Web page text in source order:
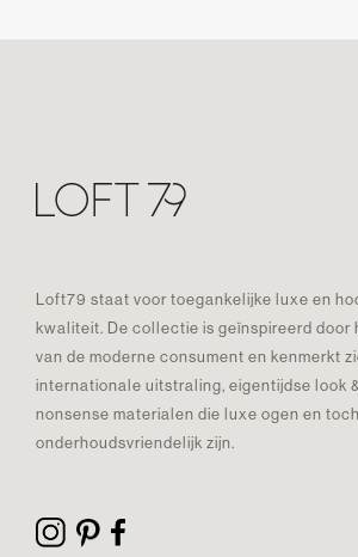
Loft79 staat voor toegankelijke luxe en
kwaliteit. De collectie is geïnspireerd door
van de moderne consument en kenmerkt
internationale uitstraling, eigentijdse look
nonsense materialen die luxe ogen en toch
onderhoudsvriendelijk zijn.